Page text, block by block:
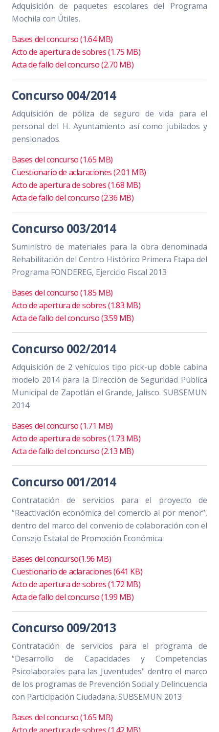
Adquisición de paquetes escolares del Programa
Mochila con Útiles.
Bases del concurso (1.64 MB)
Acto de apertura de sobres (1.75 MB)
Acta de fallo del concurso (2.70 MB)
Concurso 004/2014
Adquisición de póliza de seguro de vida para el
personal del H. Ayuntamiento así como jubilados y
pensionados.
Bases del concurso (1.65 MB)
Cuestionario de aclaraciones (2.01 MB)
Acto de apertura de sobres (1.68 MB)
Acta de fallo del concurso (2.36 MB)
Concurso 003/2014
Suministro de materiales para la obra denominada
Rehabilitación del Centro Histórico Primera Etapa del
Programa FONDEREG, Ejercicio Fiscal 2013
Bases del concurso (1.85 MB)
Acto de apertura de sobres (1.83 MB)
Acta de fallo del concurso (3.59 MB)
Concurso 002/2014
Adquisición de 2 vehículos tipo pick-up doble cabina
modelo 2014 para la Dirección de Seguridad Pública
Municipal de Zapotlán el Grande, Jalisco. SUBSEMUN
2014
Bases del concurso (1.71 MB)
Acto de apertura de sobres (1.73 MB)
Acta de fallo del concurso (2.13 MB)
Concurso 001/2014
Contratación de servicios para el proyecto de
“Reactivación económica del comercio al por menor”,
dentro del marco del convenio de colaboración con el
Consejo Estatal de Promoción Económica.
Bases del concurso(1.96 MB)
Cuestionario de aclaraciones (641 KB)
Acto de apertura de sobres (1.72 MB)
Acta de fallo del concurso (1.99 MB)
Concurso 009/2013
Contratación de servicios para el programa de
“Desarrollo de Capacidades y Competencias
Psicolaborales para las Juventudes" dentro el marco
de los programas de Prevención Social y Delincuencia
con Participación Ciudadana. SUBSEMUN 2013
Bases del concurso (1.65 MB)